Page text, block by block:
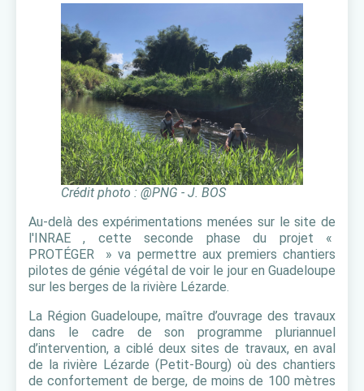
Crédit photo : @PNG - J. BOS
Au-delà des expérimentations menées sur le site de
l'INRAE , cette seconde phase du projet «
PROTÉGER » va permettre aux premiers chantiers
pilotes de génie végétal de voir le jour en Guadeloupe
sur les berges de la rivière Lézarde.
La Région Guadeloupe, maître d’ouvrage des travaux
dans le cadre de son programme pluriannuel
d’intervention, a ciblé deux sites de travaux, en aval
de la rivière Lézarde (Petit-Bourg) où des chantiers
de confortement de berge, de moins de 100 mètres